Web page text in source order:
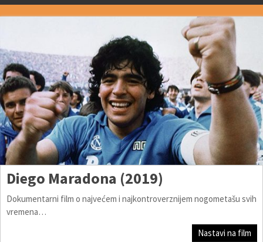
Diego Maradona (2019)
Dokumentarni film o najvećem i najkontroverznijem nogometašu svih
vremena…
Nastavi na film